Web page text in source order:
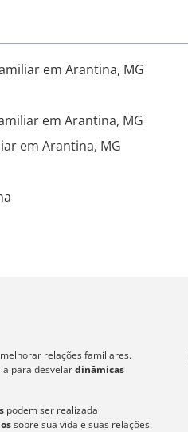
em Arantina, MG
em Arantina, MG
em Arantina, MG
relações familiares.
para desvelardinâmicas
podem ser realizada
sobre sua vida e suas relações.